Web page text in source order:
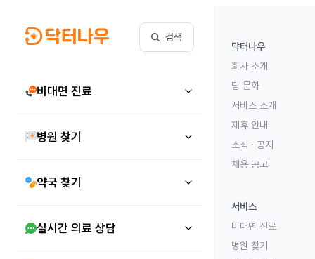
검색
비대면 진료
병원 찾기
약국 찾기
실시간 의료 상담
닥터나우
회사 소개
팀 문화
서비스 소개
제휴 안내
소식 · 공지
채용 공고
서비스
비대면 진료
병원 찾기